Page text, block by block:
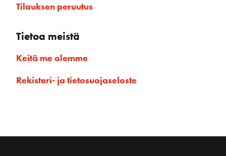
Tilauksen peruutus
Tietoa meistä
Keitä me olemme
Rekisteri- ja tietosuojaseloste